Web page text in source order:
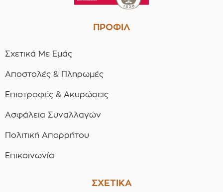
ΠΡΟΦΙΛ
Σχετικά Με Εμάς
Αποστολές & Πληρωμές
Επιστροφές & Ακυρώσεις
Ασφάλεια Συναλλαγών
Πολιτική Απορρήτου
Επικοινωνία
ΣΧΕΤΙΚΑ